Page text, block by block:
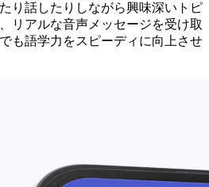
り話したりしながら興味深いトピ
リアルな音声メッセージを受け取
も語学力をスピーディに向上させ